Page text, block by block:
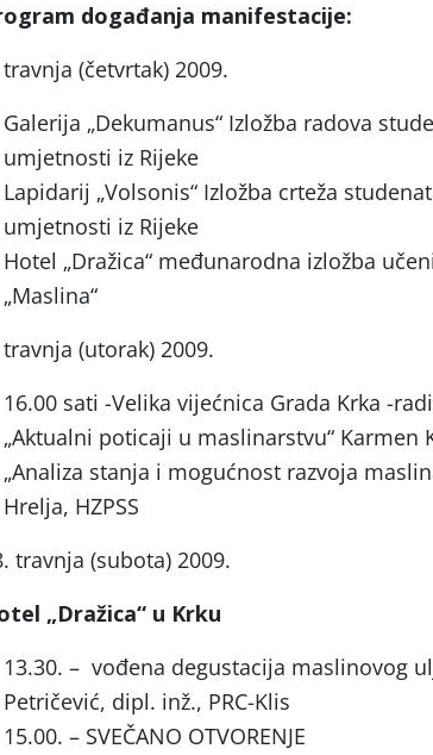
događanja manifestacije:
(četvrtak) 2009.
Galerija „Dekumanus“ Izložba radova
umjetnosti iz Rijeke
Lapidarij „Volsonis“ Izložba crteža
umjetnosti iz Rijeke
Hotel „Dražica“ međunarodna izložba
„Maslina“
(utorak) 2009.
16.00 sati -Velika vijećnica Grada Krka -
„Aktualni poticaji u maslinarstvu“ Karmen
„Analiza stanja i mogućnost razvoja
Hrelja, HZPSS
travnja (subota) 2009.
„Dražica“ u Krku
13.30. – vođena degustacija maslinovog
Petričević, dipl. inž., PRC-Klis
15.00. – SVEČANO OTVORENJE